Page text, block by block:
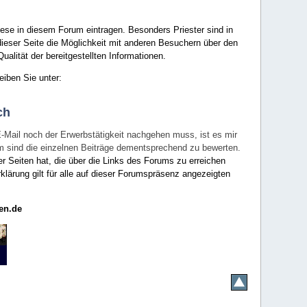
in diesem Forum eintragen. Besonders Priester sind in
Seite die Möglichkeit mit anderen Besuchern über den
der bereitgestellten Informationen.
Sie unter:
noch der Erwerbstätigkeit nachgehen muss, ist es mir
die einzelnen Beiträge dementsprechend zu bewerten.
Seiten hat, die über die Links des Forums zu erreichen
gilt für alle auf dieser Forumspräsenz angezeigten